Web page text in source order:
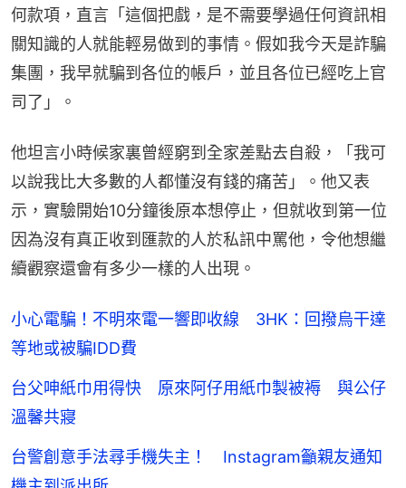
何款項，直言「這個把戲，是不需要學過任何資訊相
關知識的人就能輕易做到的事情。假如我今天是詐騙
集團，我早就騙到各位的帳戶，並且各位已經吃上官
司了」。
他坦言小時候家裏曾經窮到全家差點去自殺，「我可
以說我比大多數的人都懂沒有錢的痛苦」。他又表
示，實驗開始10分鐘後原本想停止，但就收到第一位
因為沒有真正收到匯款的人於私訊中罵他，令他想繼
續觀察還會有多少一樣的人出現。
小心電騙！不明來電一響即收線 3HK：回撥烏干達
等地或被騙IDD費
台父呻紙巾用得快 原來阿仔用紙巾製被褥 與公仔
溫馨共寢
台警創意手法尋手機失主！ Instagram籲親友通知